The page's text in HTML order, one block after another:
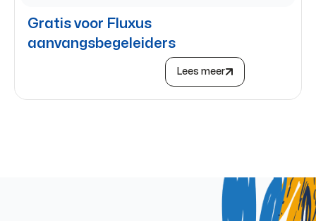
Gratis voor Fluxus
aanvangsbegeleiders
Lees meer